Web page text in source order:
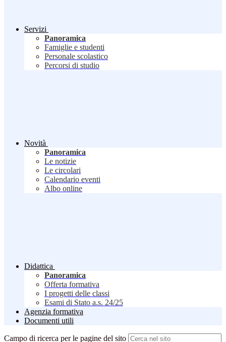
Servizi
Panoramica
Famiglie e studenti
Personale scolastico
Percorsi di studio
Novità
Panoramica
Le notizie
Le circolari
Calendario eventi
Albo online
Didattica
Panoramica
Offerta formativa
I progetti delle classi
Esami di Stato a.s. 24/25
Agenzia formativa
Documenti utili
Campo di ricerca per le pagine del sito